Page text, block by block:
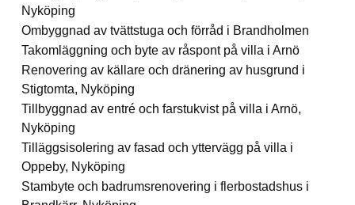
Nyköping
Ombyggnad av tvättstuga och förråd i Brandholmen
Takomläggning och byte av råspont på villa i Arnö
Renovering av källare och dränering av husgrund i
Stigtomta, Nyköping
Tillbyggnad av entré och farstukvist på villa i Arnö,
Nyköping
Tilläggsisolering av fasad och yttervägg på villa i
Oppeby, Nyköping
Stambyte och badrumsrenovering i flerbostadshus i